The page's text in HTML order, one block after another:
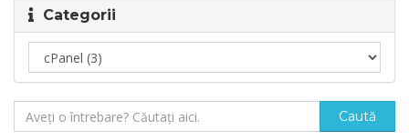
Categorii